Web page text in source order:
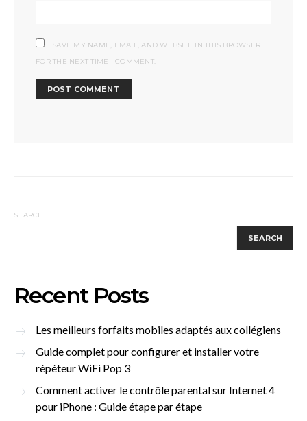
SAVE MY NAME, EMAIL, AND WEBSITE IN THIS BROWSER
FOR THE NEXT TIME I COMMENT.
SEARCH
SEARCH
Recent Posts
Les meilleurs forfaits mobiles adaptés aux collégiens
Guide complet pour configurer et installer votre
répéteur WiFi Pop 3
Comment activer le contrôle parental sur Internet 4
pour iPhone : Guide étape par étape